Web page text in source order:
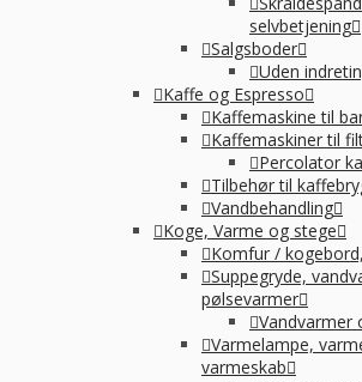
selvbetjening
Salgsboder
Uden
Kaffe og Espresso
Kaffemaskine til
Kaffemaskiner til
Percolator
Tilbehør til
Vandbehandling
Koge, Varme og stege
Komfur /
Suppegryde,
pølsevarmer
Vandvarmer
Varmelampe,
varmeskab